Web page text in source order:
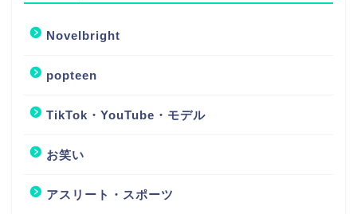
Novelbright
popteen
TikTok・YouTube・モデル
お笑い
アスリート・スポーツ